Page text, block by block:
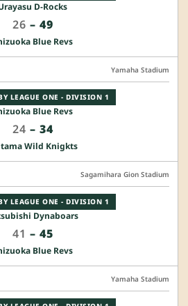
D-Rocks
26 – 49
Blue Revs
LEAGUE ONE - DIVISION 1
Blue Revs
24 – 34
Wild Knigkts
Yamaha Stadium
LEAGUE ONE - DIVISION 1
Dynaboars
41 – 45
Blue Revs
Sagamihara Gion Stadium
Yamaha Stadium